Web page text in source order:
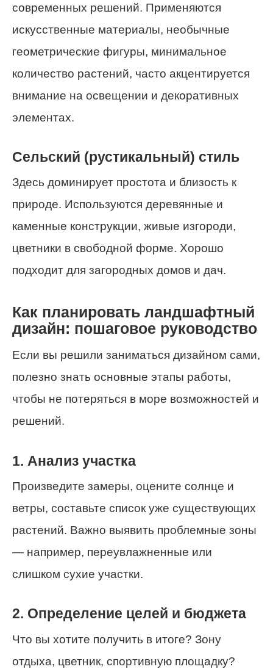
современных решений. Применяются
искусственные материалы, необычные
геометрические фигуры, минимальное
количество растений, часто акцентируется
внимание на освещении и декоративных
элементах.
Сельский (рустикальный) стиль
Здесь доминирует простота и близость к
природе. Используются деревянные и
каменные конструкции, живые изгороди,
цветники в свободной форме. Хорошо
подходит для загородных домов и дач.
Как планировать ландшафтный
дизайн: пошаговое руководство
Если вы решили заниматься дизайном сами,
полезно знать основные этапы работы,
чтобы не потеряться в море возможностей и
решений.
1. Анализ участка
Произведите замеры, оцените солнце и
ветры, составьте список уже существующих
растений. Важно выявить проблемные зоны
— например, переувлажненные или
слишком сухие участки.
2. Определение целей и бюджета
Что вы хотите получить в итоге? Зону
отдыха, цветник, спортивную площадку?